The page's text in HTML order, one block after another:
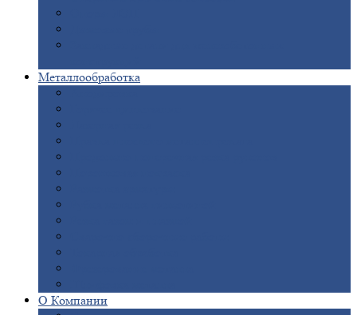
Металлообработка
О Компании